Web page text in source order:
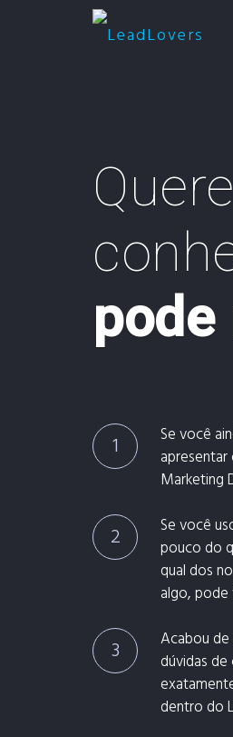
pode
1
Se você
Marketing
2
Se você
pouco do
qual dos
algo,
3
Acabou
dúvidas
dentro do